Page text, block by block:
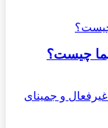
چیست؟